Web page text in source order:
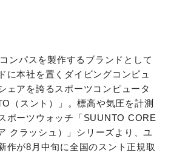
ンパスを製作するブランドとして
に本社を置くダイビングコンピュ
ェアを誇るスポーツコンピュータ
（スント）」。標高や気圧を計測
ポーツウォッチ「SUUNTO CORE
クラッシュ）」シリーズより、ユ
作が8月中旬に全国のスント正規取